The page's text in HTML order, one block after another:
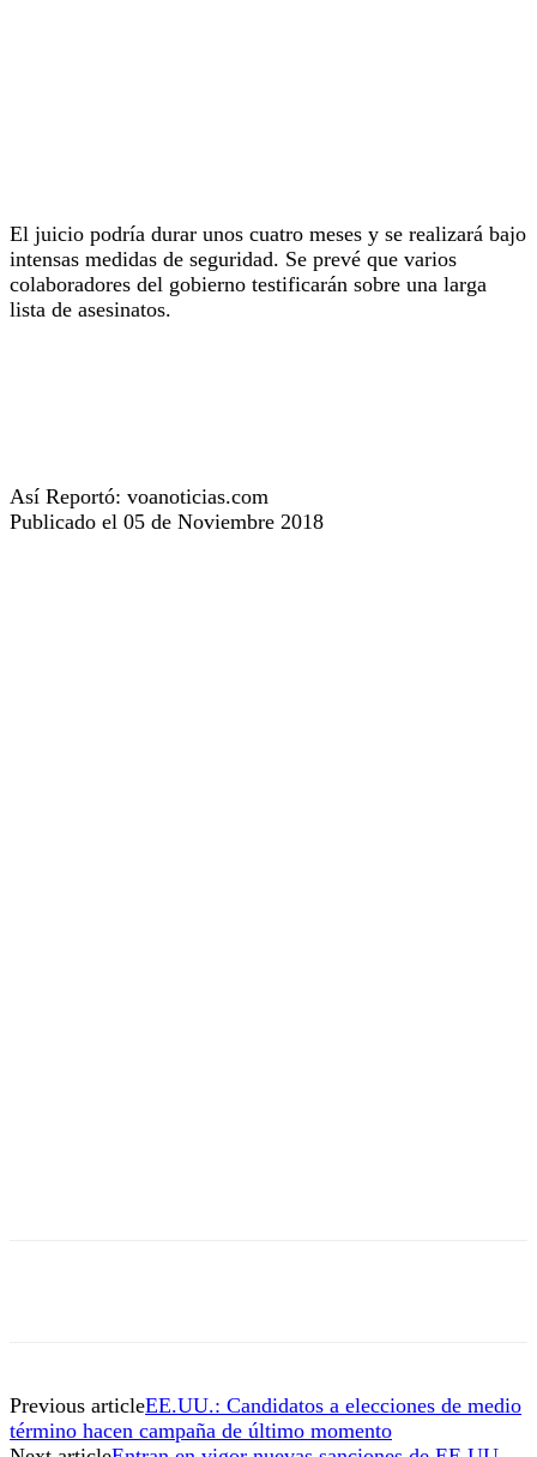
El juicio podría durar unos cuatro meses y se realizará bajo
intensas medidas de seguridad. Se prevé que varios
colaboradores del gobierno testificarán sobre una larga
lista de asesinatos.
Así Reportó: voanoticias.com
Publicado el 05 de Noviembre 2018
Previous articleEE.UU.: Candidatos a elecciones de medio
término hacen campaña de último momento